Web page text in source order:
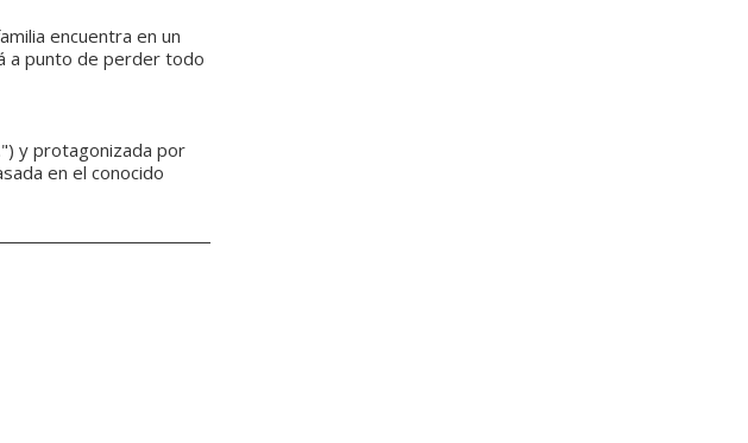
encuentra en un
a punto de perder todo
y protagonizada por
en el conocido